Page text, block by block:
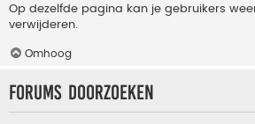
Op dezelfde pagina kan je gebruikers
verwijderen.
Omhoog
Forums doorzoeken